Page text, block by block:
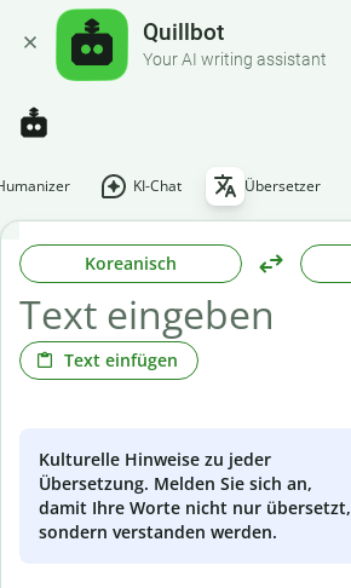
Quillbot
Your AI writing assistant
KI-Chat Übersetzer
Koreanisch
Text einfügen
Kulturelle Hinweise zu jeder
Übersetzung. Melden Sie sich an,
damit Ihre Worte nicht nur übersetzt,
sondern verstanden werden.